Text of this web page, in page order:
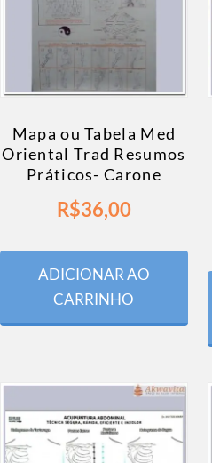
Mapa ou Tabela Med
Oriental Trad Resumos
Práticos- Carone
R$36,00
ADICIONAR AO
CARRINHO